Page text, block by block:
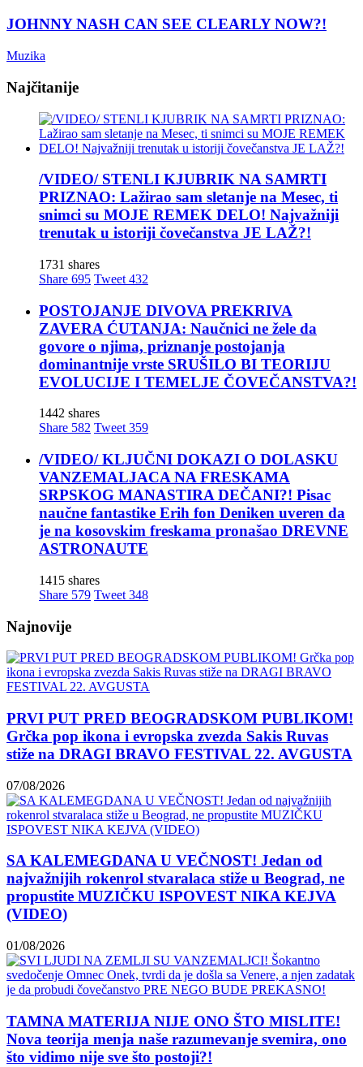
JOHNNY NASH CAN SEE CLEARLY NOW?!
Muzika
Najčitanije
/VIDEO/ STENLI KJUBRIK NA SAMRTI
PRIZNAO: Lažirao sam sletanje na Mesec, ti
snimci su MOJE REMEK DELO! Najvažniji
trenutak u istoriji čovečanstva JE LAŽ?!
1731 shares
Share 695 Tweet 432
POSTOJANJE DIVOVA PREKRIVA
ZAVERA ĆUTANJA: Naučnici ne žele da
govore o njima, priznanje postojanja
dominantnije vrste SRUŠILO BI TEORIJU
EVOLUCIJE I TEMELJE ČOVEČANSTVA?!
1442 shares
Share 582 Tweet 359
/VIDEO/ KLJUČNI DOKAZI O DOLASKU
VANZEMALJACA NA FRESKAMA
SRPSKOG MANASTIRA DEČANI?! Pisac
naučne fantastike Erih fon Deniken uveren da
je na kosovskim freskama pronašao DREVNE
ASTRONAUTE
1415 shares
Share 579 Tweet 348
Najnovije
PRVI PUT PRED BEOGRADSKOM PUBLIKOM!
Grčka pop ikona i evropska zvezda Sakis Ruvas
stiže na DRAGI BRAVO FESTIVAL 22. AVGUSTA
07/08/2026
SA KALEMEGDANA U VEČNOST! Jedan od
najvažnijih rokenrol stvaralaca stiže u Beograd, ne
propustite MUZIČKU ISPOVEST NIKA KEJVA
(VIDEO)
01/08/2026
TAMNA MATERIJA NIJE ONO ŠTO MISLITE!
Nova teorija menja naše razumevanje svemira, ono
što vidimo nije sve što postoji?!